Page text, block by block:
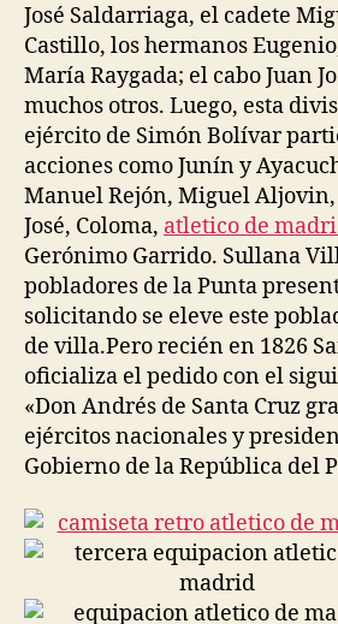
José Saldarriaga, el cadete
Castillo, los hermanos
María Raygada; el cabo Juan
muchos otros. Luego, esta
ejército de Simón Bolívar
acciones como Junín y
Manuel Rejón, Miguel Aljovin,
José, Coloma, atletico de
Gerónimo Garrido. Sullana
pobladores de la Punta
solicitando se eleve este
de villa.Pero recién en 1826
oficializa el pedido con el
«Don Andrés de Santa Cruz
ejércitos nacionales y
Gobierno de la República del